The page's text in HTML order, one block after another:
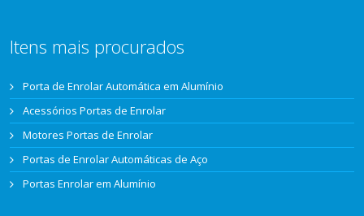
Itens mais procurados
Porta de Enrolar Automática em Alumínio
Acessórios Portas de Enrolar
Motores Portas de Enrolar
Portas de Enrolar Automáticas de Aço
Portas Enrolar em Alumínio